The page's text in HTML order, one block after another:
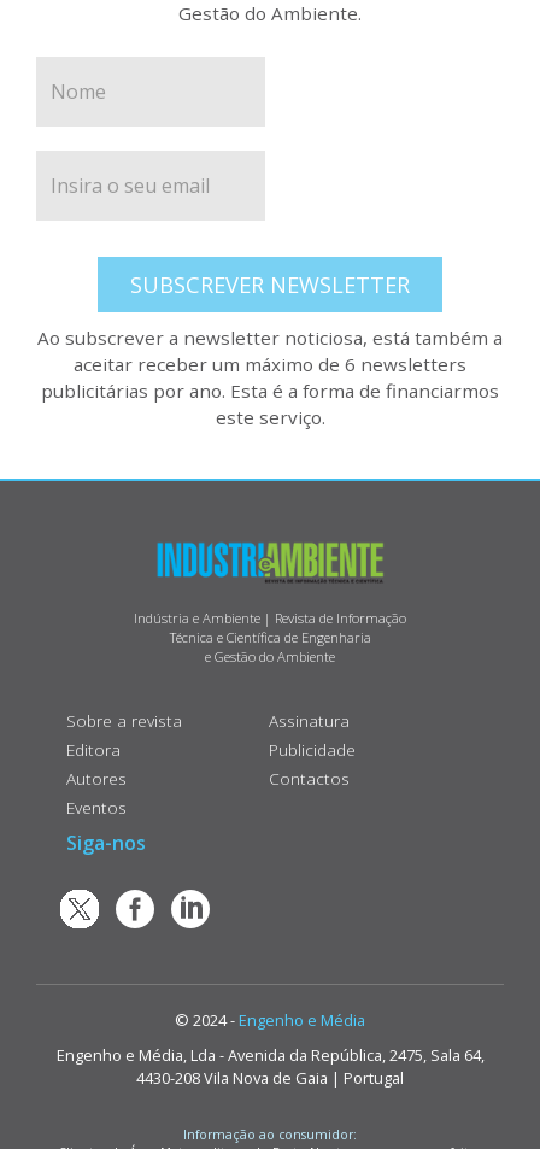
Gestão do Ambiente.
SUBSCREVER NEWSLETTER
Ao subscrever a newsletter noticiosa, está também a
aceitar receber um máximo de 6 newsletters
publicitárias por ano. Esta é a forma de financiarmos
este serviço.
Indústria e Ambiente | Revista de Informação
Técnica e Científica de Engenharia
e Gestão do Ambiente
Sobre a revista
Editora
Autores
Eventos
Assinatura
Publicidade
Contactos
Siga-nos
© 2024 - Engenho e Média
Engenho e Média, Lda - Avenida da República, 2475, Sala 64,
4430-208 Vila Nova de Gaia | Portugal
Informação ao consumidor: